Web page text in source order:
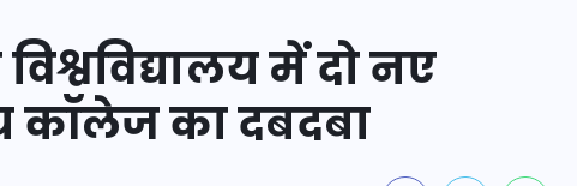
में दो नए
कॉलेज का दबदबा